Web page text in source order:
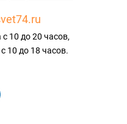
10 до 20 часов,
10 до 18 часов.